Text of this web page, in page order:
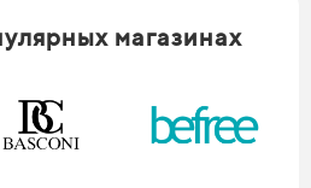
магазинах